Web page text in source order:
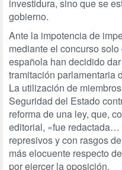
investidura, sino que se
gobierno.
Ante la impotencia de
mediante el concurso
española han decidido
tramitación parlamentaria
La utilización de
Seguridad del Estado
reforma de una ley, que,
editorial, «fue redactada…
represivos y con rasgos
más elocuente respecto
por ejercer la oposición.